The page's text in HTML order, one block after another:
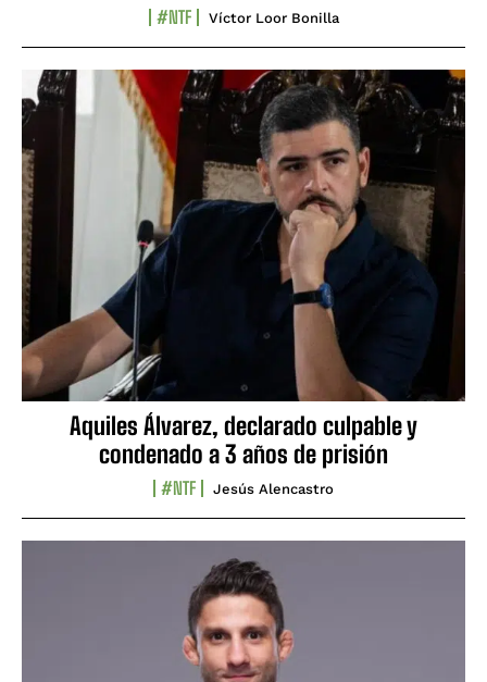
#NTF Víctor Loor Bonilla
Aquiles Álvarez, declarado culpable y
condenado a 3 años de prisión
#NTF Jesús Alencastro